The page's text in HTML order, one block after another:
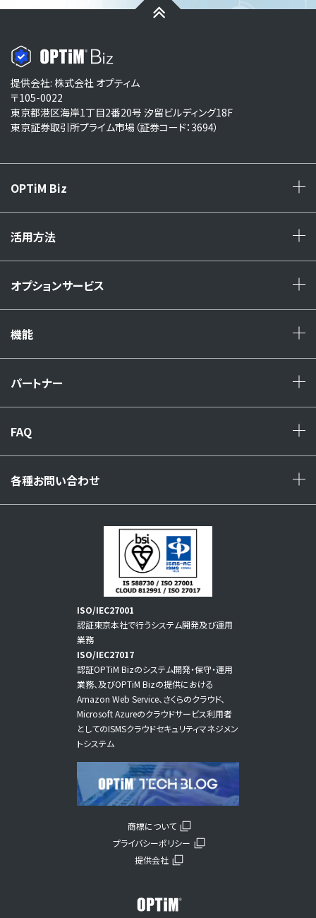
提供会社: 株式会社 オプティム
〒105-0022
東京都港区海岸1丁目2番20号 汐留ビルディング18F
東京証券取引所プライム市場（証券コード：3694）
OPTiM Biz
活用方法
オプションサービス
機能
パートナー
FAQ
各種お問い合わせ
ISO/IEC27001
認証東京本社で行うシステム開発及び運用
業務
ISO/IEC27017
認証OPTiM Bizのシステム開発・保守・運用
業務、及びOPTiM Bizの提供における
Amazon Web Service、さくらのクラウド、
Microsoft Azureのクラウドサービス利用者
としてのISMSクラウドセキュリティマネジメン
トシステム
商標について
プライバシーポリシー
提供会社